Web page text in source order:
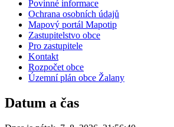
Povinné informace
Ochrana osobních údajů
Mapový portál Mapotip
Zastupitelstvo obce
Pro zastupitele
Kontakt
Rozpočet obce
Územní plán obce Žalany
Datum a čas